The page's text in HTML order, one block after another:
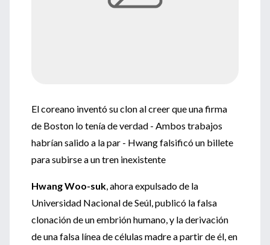
El coreano inventó su clon al creer que una firma
de Boston lo tenía de verdad - Ambos trabajos
habrían salido a la par - Hwang falsificó un billete
para subirse a un tren inexistente
Hwang Woo-suk, ahora expulsado de la
Universidad Nacional de Seúl, publicó la falsa
clonación de un embrión humano, y la derivación
de una falsa línea de células madre a partir de él, en